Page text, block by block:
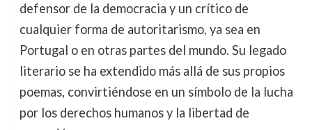
defensor de la democracia y un crítico de
cualquier forma de autoritarismo, ya sea en
Portugal o en otras partes del mundo. Su legado
literario se ha extendido más allá de sus propios
poemas, convirtiéndose en un símbolo de la lucha
por los derechos humanos y la libertad de